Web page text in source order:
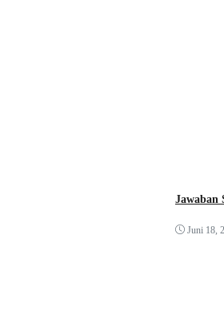
Jawaban
Juni 18,